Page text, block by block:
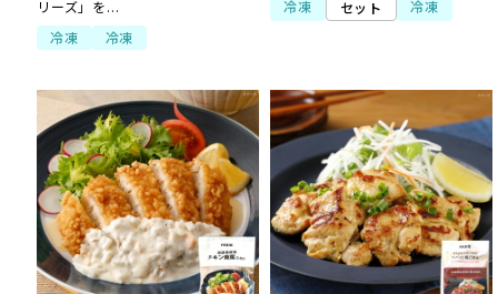
リーズ」を...
冷凍
冷凍
冷凍
セット 冷凍